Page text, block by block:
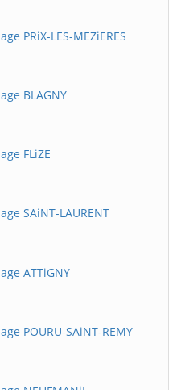
PRiX-LES-MEZiERES
BLAGNY
FLiZE
SAiNT-LAURENT
ATTiGNY
POURU-SAiNT-REMY